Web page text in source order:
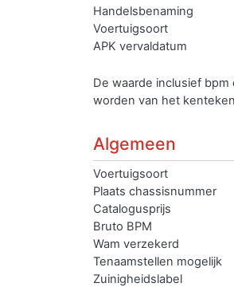
Handelsbenaming
Voertuigsoort
APK vervaldatum
De waarde inclusief
worden van het
Algemeen
Voertuigsoort
Plaats chassisnummer
Catalogusprijs
Bruto BPM
Wam verzekerd
Tenaamstellen mogelijk
Zuinigheidslabel